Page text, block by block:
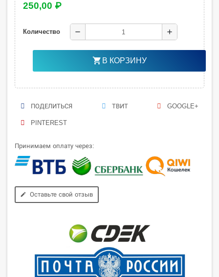
250,00 ₽
Количество remove add
shopping_cart В КОРЗИНУ
ПОДЕЛИТЬСЯ ТВИТ GOOGLE+
PINTEREST
Принимаем оплату через:
edit Оставьте свой отзыв